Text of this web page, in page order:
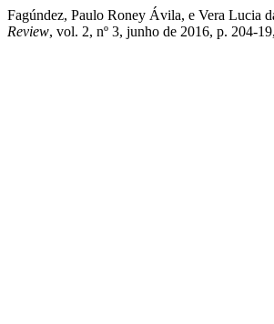
Fagúndez, Paulo Roney Ávila, e Vera Lucia
Review, vol. 2, nº 3, junho de 2016, p. 204-